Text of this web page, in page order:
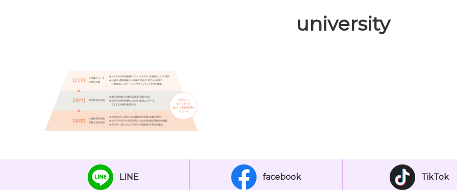
university
LINE facebook TikTok